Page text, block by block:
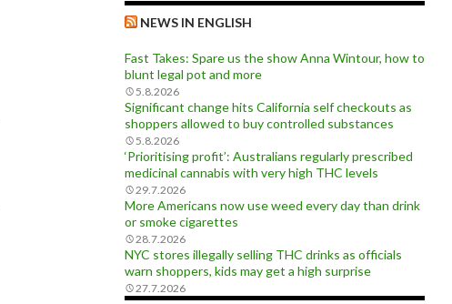
NEWS IN ENGLISH
Fast Takes: Spare us the show Anna Wintour, how to
blunt legal pot and more
5.8.2026
Significant change hits California self checkouts as
shoppers allowed to buy controlled substances
5.8.2026
‘Prioritising profit’: Australians regularly prescribed
medicinal cannabis with very high THC levels
29.7.2026
More Americans now use weed every day than drink
or smoke cigarettes
28.7.2026
NYC stores illegally selling THC drinks as officials
warn shoppers, kids may get a high surprise
27.7.2026